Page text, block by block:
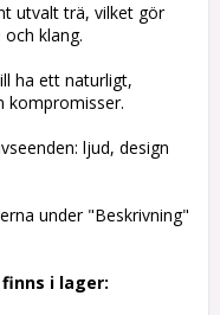
utvalt trä, vilket gör
klang.
ha ett naturligt,
kompromisser.
ljud, design
under "Beskrivning"
i lager: